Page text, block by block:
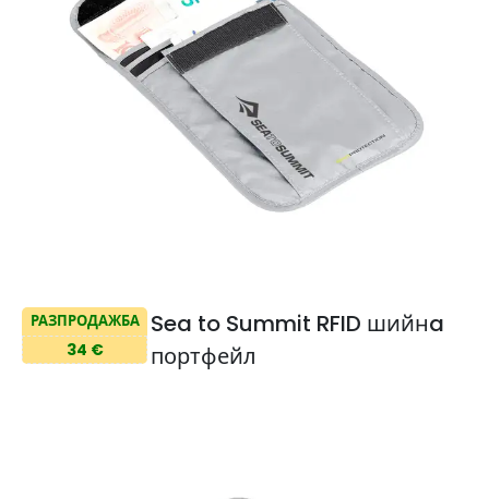
РАЗПРОДАЖБА
34 €
Sea to Summit RFID шийнa
портфейл